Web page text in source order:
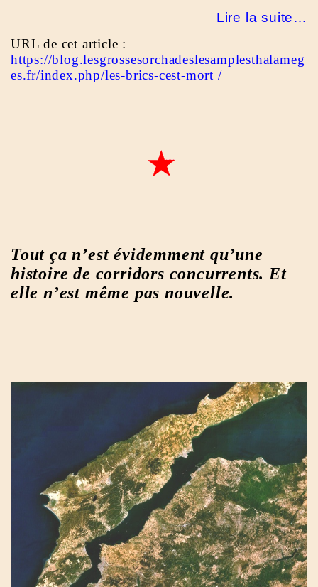
Lire la suite…
URL de cet article :
https://blog.lesgrossesorchadeslesamplesthalameg
es.fr/index.php/les-brics-cest-mort /
Tout ça n’est évidemment qu’une
histoire de corridors concurrents. Et
elle n’est même pas nouvelle.